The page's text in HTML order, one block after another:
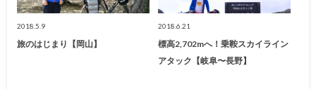
2018.5.9
旅のはじまり【岡山】
2018.6.21
標高2,702mへ！乗鞍スカイライン
アタック【岐阜〜長野】